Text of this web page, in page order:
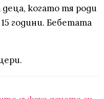
когато тя роди
години. Бебетата